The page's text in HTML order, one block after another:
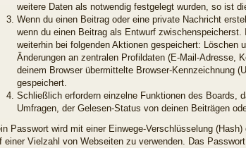
weitere Daten als notwendig festgelegt wurden, so ist
Wenn du einen Beitrag oder eine private Nachricht
wenn du einen Beitrag als Entwurf
weiterhin bei folgenden Aktionen gespeichert: Löschen
Änderungen an zentralen Profildaten (E-Mail-Adresse,
deinem Browser übermittelte Browser-Kennzeichnung
gespeichert.
Schließlich erfordern einzelne Funktionen des Boards,
Umfragen, der Gelesen-Status von deinen Beiträgen
Passwort wird mit einer Einwege-Verschlüsselung
einer Vielzahl von Webseiten zu verwenden. Das